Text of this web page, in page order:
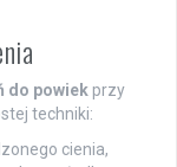
do powiek przy
techniki:
cienia,